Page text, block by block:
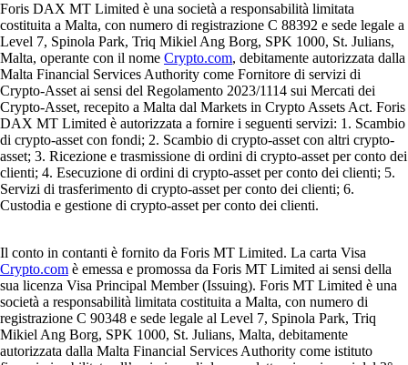
Foris DAX MT Limited è una società a responsabilità limitata
costituita a Malta, con numero di registrazione C 88392 e sede legale a
Level 7, Spinola Park, Triq Mikiel Ang Borg, SPK 1000, St. Julians,
Malta, operante con il nome Crypto.com, debitamente autorizzata dalla
Malta Financial Services Authority come Fornitore di servizi di
Crypto-Asset ai sensi del Regolamento 2023/1114 sui Mercati dei
Crypto-Asset, recepito a Malta dal Markets in Crypto Assets Act. Foris
DAX MT Limited è autorizzata a fornire i seguenti servizi: 1. Scambio
di crypto-asset con fondi; 2. Scambio di crypto-asset con altri crypto-
asset; 3. Ricezione e trasmissione di ordini di crypto-asset per conto dei
clienti; 4. Esecuzione di ordini di crypto-asset per conto dei clienti; 5.
Servizi di trasferimento di crypto-asset per conto dei clienti; 6.
Custodia e gestione di crypto-asset per conto dei clienti.
Il conto in contanti è fornito da Foris MT Limited. La carta Visa
Crypto.com è emessa e promossa da Foris MT Limited ai sensi della
sua licenza Visa Principal Member (Issuing). Foris MT Limited è una
società a responsabilità limitata costituita a Malta, con numero di
registrazione C 90348 e sede legale al Level 7, Spinola Park, Triq
Mikiel Ang Borg, SPK 1000, St. Julians, Malta, debitamente
autorizzata dalla Malta Financial Services Authority come istituto